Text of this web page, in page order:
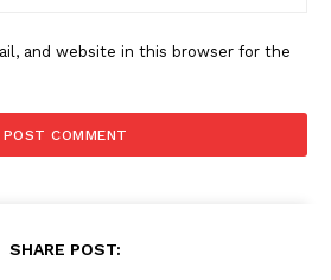
and website in this browser for the
SHARE POST: